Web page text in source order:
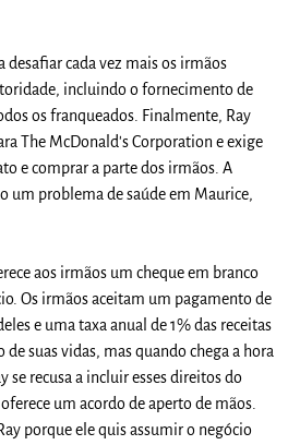
desafiar cada vez mais os irmãos
incluindo o fornecimento de
os franqueados. Finalmente, Ray
The McDonald's Corporation e exige
e comprar a parte dos irmãos. A
um problema de saúde em Maurice,
aos irmãos um cheque em branco
Os irmãos aceitam um pagamento de
e uma taxa anual de 1% das receitas
suas vidas, mas quando chega a hora
se recusa a incluir esses direitos do
um acordo de aperto de mãos.
porque ele quis assumir o negócio